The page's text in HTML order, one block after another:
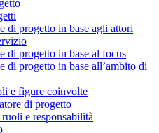
di progetto in base agli attori
di progetto in base al focus
di progetto in base all’ambito di
e figure coinvolte
di progetto
e responsabilità